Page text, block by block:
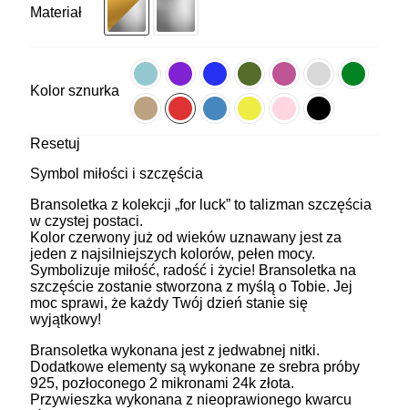
Materiał
Kolor sznurka
Resetuj
Symbol miłości i szczęścia
Bransoletka z kolekcji „for luck” to talizman szczęścia
w czystej postaci.
Kolor czerwony już od wieków uznawany jest za
jeden z najsilniejszych kolorów, pełen mocy.
Symbolizuje miłość, radość i życie! Bransoletka na
szczęście zostanie stworzona z myślą o Tobie. Jej
moc sprawi, że każdy Twój dzień stanie się
wyjątkowy!
Bransoletka wykonana jest z jedwabnej nitki.
Dodatkowe elementy są wykonane ze srebra próby
925, pozłoconego 2 mikronami 24k złota.
Przywieszka wykonana z nieoprawionego kwarcu